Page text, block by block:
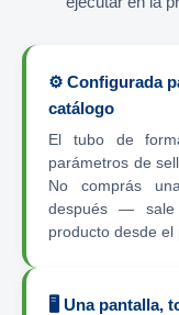
⚙️ Configurada
catálogo
El tubo de
parámetros de
No comprás
después — sale
producto desde el
🖥️ Una pantalla,